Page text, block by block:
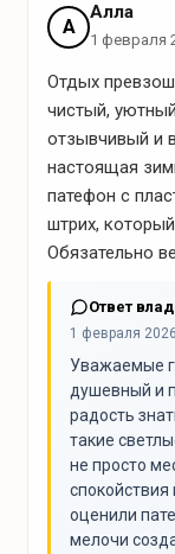
Государственный мемориальный комплекс А
Алла
1 февраля
Отдых
чистый,
отзывчивый и
настоящая
патефон с
штрих,
Обязательно
Ответ
1 февраля 2026
Уважаемые
душевный и
радость
такие
не просто
спокойствия
оценили
мелочи